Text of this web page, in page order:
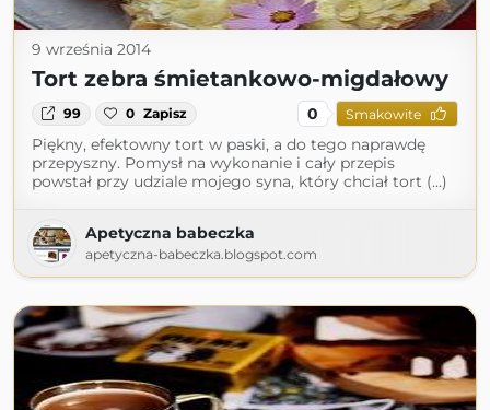
9 września 2014
Tort zebra śmietankowo-migdałowy
99 0 Zapisz 0 Smakowite
Piękny, efektowny tort w paski, a do tego naprawdę
przepyszny. Pomysł na wykonanie i cały przepis
powstał przy udziale mojego syna, który chciał tort (...)
Apetyczna babeczka
apetyczna-babeczka.blogspot.com